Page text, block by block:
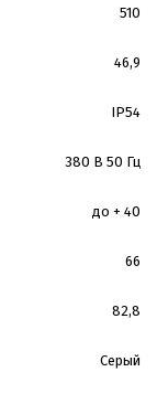
510
46,9
IP54
380 В 50 Гц
до + 40
66
82,8
Серый